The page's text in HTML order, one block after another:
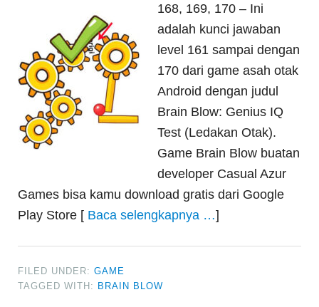
168, 169, 170 – Ini
adalah kunci jawaban
level 161 sampai dengan
170 dari game asah otak
Android dengan judul
Brain Blow: Genius IQ
Test (Ledakan Otak).
Game Brain Blow buatan
developer Casual Azur
Games bisa kamu download gratis dari Google
Play Store [ Baca selengkapnya …]
FILED UNDER:GAME
TAGGED WITH: BRAIN BLOW